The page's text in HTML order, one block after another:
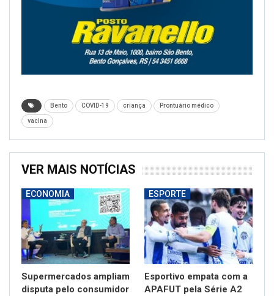
Bento COVID-19 criança Prontuário médico
vacina
VER MAIS NOTÍCIAS
ECONOMIA
Supermercados ampliam
disputa pelo consumidor
ESPORTE
Esportivo empata com a
APAFUT pela Série A2